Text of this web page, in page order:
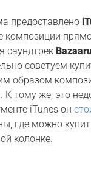
предоставлено
композиции
саундтрек
советуем
образом
К тому же, это
iTunes он
где можно
колонке.